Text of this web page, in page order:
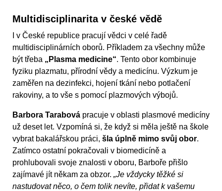
Multidisciplinarita v české vědě
I v České republice pracují vědci v celé řadě
multidisciplinárních oborů. Příkladem za všechny může
být třeba „Plasma medicine“. Tento obor kombinuje
fyziku plazmatu, přírodní vědy a medicínu. Výzkum je
zaměřen na dezinfekci, hojení tkání nebo potlačení
rakoviny, a to vše s pomocí plazmových výbojů.
Barbora Tarabová pracuje v oblasti plasmové medicíny
už deset let. Vzpomíná si, že když si měla ještě na škole
vybrat bakalářskou práci, šla úplně mimo svůj obor.
Zatímco ostatní pokračovali v biomedicíně a
prohlubovali svoje znalosti v oboru, Barboře přišlo
zajímavé jít někam za obzor. „Je vždycky těžké si
nastudovat něco, o čem tolik nevíte, přidat k vašemu